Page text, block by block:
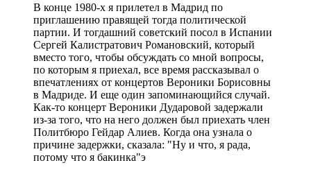
В конце 1980-х я прилетел в Мадрид по
приглашению правящей тогда политической
партии. И тогдашний советский посол в Испании
Сергей Калистратович Романовский, который
вместо того, чтобы обсуждать со мной вопросы,
по которым я приехал, все время рассказывал о
впечатлениях от концертов Вероники Борисовны
в Мадриде. И еще один запоминающийся случай.
Как-то концерт Вероники Дударовой задержали
из-за того, что на него должен был приехать член
Политбюро Гейдар Алиев. Когда она узнала о
причине задержки, сказала: "Ну и что, я рада,
потому что я бакинка"э